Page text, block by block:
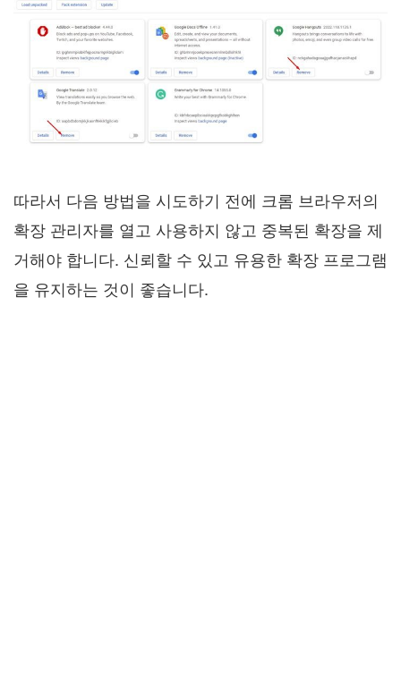
따라서 다음 방법을 시도하기 전에 크롬 브라우저의
확장 관리자를 열고 사용하지 않고 중복된 확장을 제
거해야 합니다. 신뢰할 수 있고 유용한 확장 프로그램
을 유지하는 것이 좋습니다.